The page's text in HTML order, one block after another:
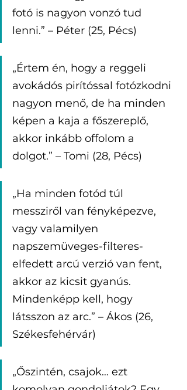
fotó is nagyon vonzó tud
lenni.” – Péter (25, Pécs)
„Értem én, hogy a reggeli
avokádós pirítóssal fotózkodni
nagyon menő, de ha minden
képen a kaja a főszereplő,
akkor inkább offolom a
dolgot.” – Tomi (28, Pécs)
„Ha minden fotód túl
messziről van fényképezve,
vagy valamilyen
napszemüveges-filteres-
elfedett arcú verzió van fent,
akkor az kicsit gyanús.
Mindenképp kell, hogy
látsszon az arc.” – Ákos (26,
Székesfehérvár)
„Őszintén, csajok… ezt